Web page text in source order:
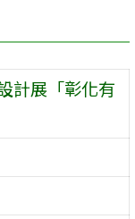
計展「彰化有